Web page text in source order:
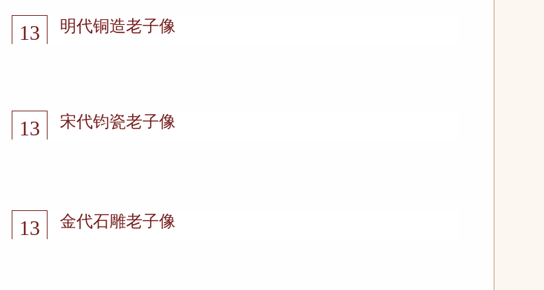
13 明代铜造老子像
13 宋代钧瓷老子像
13 金代石雕老子像